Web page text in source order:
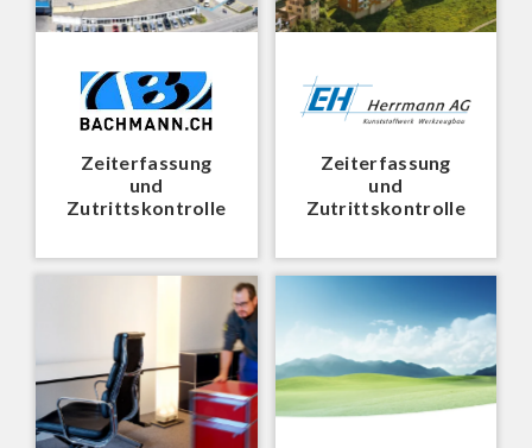
Zeiterfassung
und
Zutrittskontrolle
Zeiterfassung
und
Zutrittskontrolle